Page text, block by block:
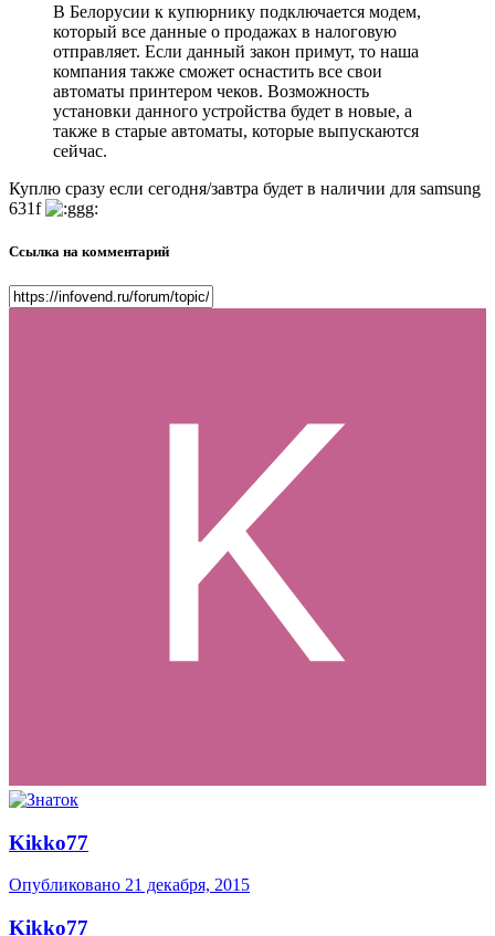
В Белорусии к купюрнику подключается модем,
который все данные о продажах в налоговую
отправляет. Если данный закон примут, то наша
компания также сможет оснастить все свои
автоматы принтером чеков. Возможность
установки данного устройства будет в новые, а
также в старые автоматы, которые выпускаются
сейчас.
Куплю сразу если сегодня/завтра будет в наличии для samsung
631f
Ссылка на комментарий
Kikko77
Опубликовано 21 декабря, 2015
Kikko77